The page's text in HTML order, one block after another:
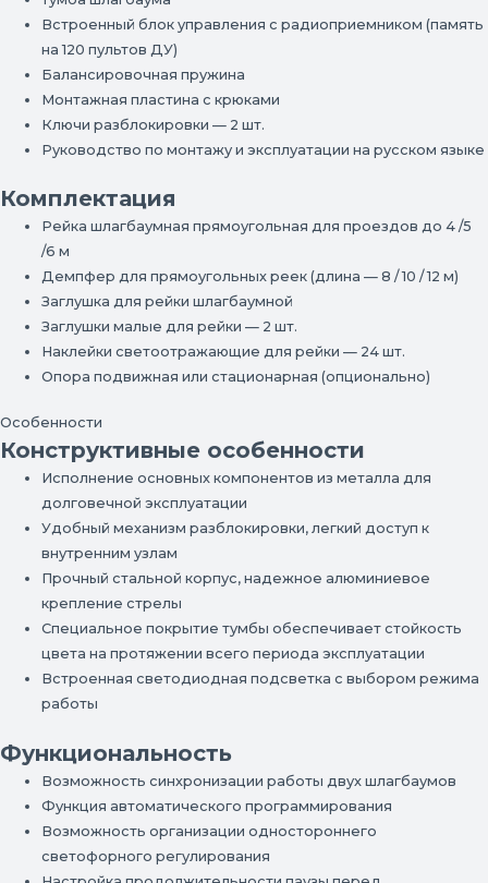
Встроенный блок управления с радиоприемником (память
на 120 пультов ДУ)
Балансировочная пружина
Монтажная пластина с крюками
Ключи разблокировки — 2 шт.
Руководство по монтажу и эксплуатации на русском языке
Комплектация
Рейка шлагбаумная прямоугольная для проездов до 4 /5
/6 м
Демпфер для прямоугольных реек (длина — 8 / 10 / 12 м)
Заглушка для рейки шлагбаумной
Заглушки малые для рейки — 2 шт.
Наклейки светоотражающие для рейки — 24 шт.
Опора подвижная или стационарная (опционально)
Особенности
Конструктивные особенности
Исполнение основных компонентов из металла для
долговечной эксплуатации
Удобный механизм разблокировки, легкий доступ к
внутренним узлам
Прочный стальной корпус, надежное алюминиевое
крепление стрелы
Специальное покрытие тумбы обеспечивает стойкость
цвета на протяжении всего периода эксплуатации
Встроенная светодиодная подсветка с выбором режима
работы
Функциональность
Возможность синхронизации работы двух шлагбаумов
Функция автоматического программирования
Возможность организации одностороннего
светофорного регулирования